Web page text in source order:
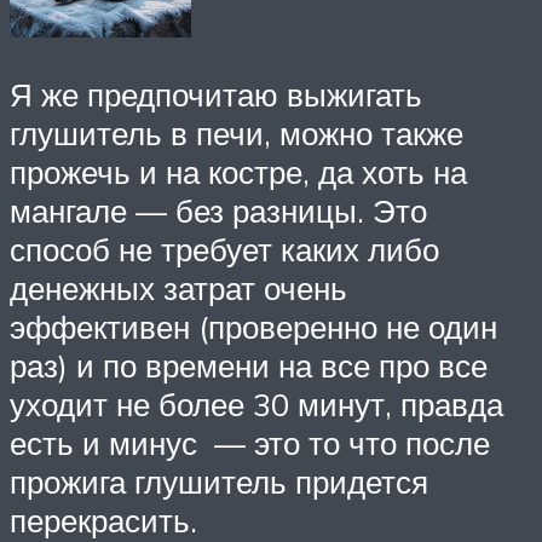
Я же предпочитаю выжигать
глушитель в печи, можно также
прожечь и на костре, да хоть на
мангале — без разницы. Это
способ не требует каких либо
денежных затрат очень
эффективен (проверенно не один
раз) и по времени на все про все
уходит не более 30 минут, правда
есть и минус — это то что после
прожига глушитель придется
перекрасить.